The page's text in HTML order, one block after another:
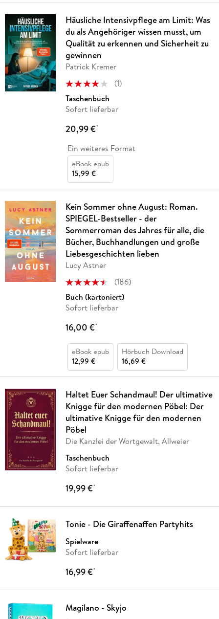
Häusliche Intensivpflege am Limit: Was
du als Angehöriger wissen musst, um
Qualität zu erkennen und Sicherheit zu
gewinnen
Patrick Kremer
(1)
Taschenbuch
Sofort lieferbar
20,99 €*
Ein weiteres Format
eBook epub
15,99 €
Kein Sommer ohne August: Roman.
SPIEGEL-Bestseller - der
Sommerroman des Jahres für alle, die
Bücher, Buchhandlungen und große
Liebesgeschichten lieben
Lucy Astner
(186)
Buch (kartoniert)
Sofort lieferbar
16,00 €*
eBook epub
12,99 €
Hörbuch Download
16,69 €
Haltet Euer Schandmaul! Der ultimative
Knigge für den modernen Pöbel: Der
ultimative Knigge für den modernen
Pöbel
Die Kanzlei der Wortgewalt, Allweier
Taschenbuch
Sofort lieferbar
19,99 €*
Tonie - Die Giraffenaffen Partyhits
Spielware
Sofort lieferbar
16,99 €*
Magilano - Skyjo